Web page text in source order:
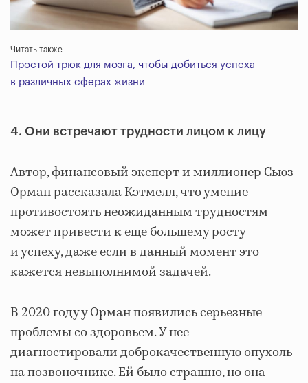
Читать также
Простой трюк для мозга, чтобы добиться успеха
в различных сферах жизни
4. Они встречают трудности лицом к лицу
Автор, финансовый эксперт и миллионер Сьюз
Орман рассказала Кэтмелл, что умение
противостоять неожиданным трудностям
может привести к еще большему росту
и успеху, даже если в данный момент это
кажется невыполнимой задачей.
В 2020 году у Орман появились серьезные
проблемы со здоровьем. У нее
диагностировали доброкачественную опухоль
на позвоночнике. Ей было страшно, но она